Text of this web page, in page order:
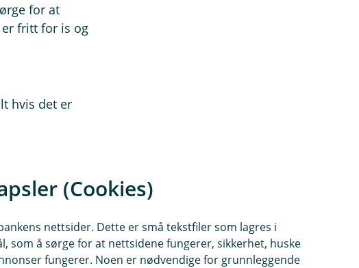
for at
fritt for is og
hvis det er
Disse bøtene er
skadene
din. Om du
dekker det
lokale, kan
(Cookies)
nettsider. Dette er små tekstfiler som lagres i
som å sørge for at nettsidene fungerer, sikkerhet, huske
fungerer. Noen er nødvendige for grunnleggende